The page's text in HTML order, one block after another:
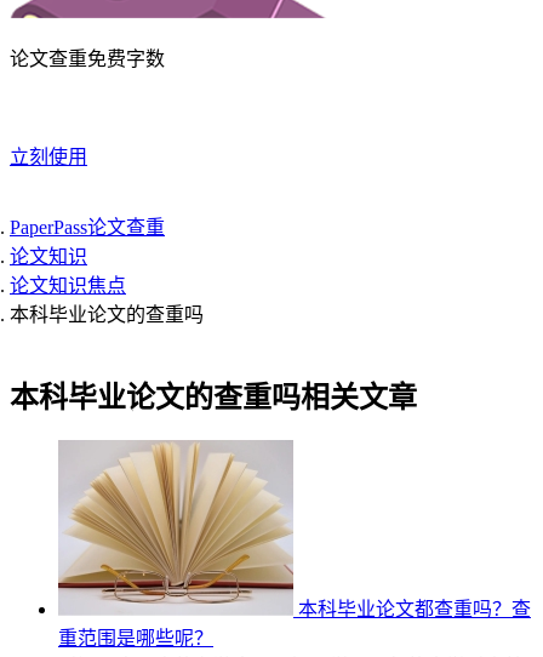
论文查重免费字数
立刻使用
PaperPass论文查重
论文知识
论文知识焦点
本科毕业论文的查重吗
本科毕业论文的查重吗相关文章
本科毕业论文都查重吗？查
重范围是哪些呢？